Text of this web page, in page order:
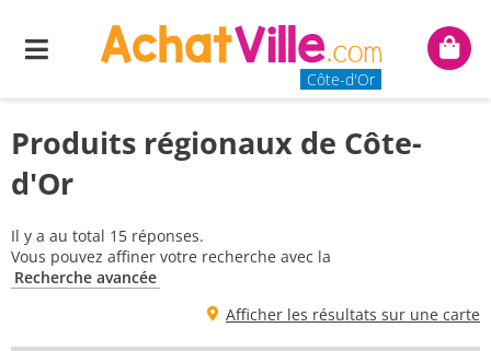
Menu
Côte-d'Or
Mon
Produits régionaux de Côte-
d'Or
Il y a au total 15 réponses.
Vous pouvez affiner votre recherche avec la
Recherche avancée
Afficher les résultats sur une carte